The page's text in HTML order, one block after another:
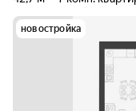
новостройка